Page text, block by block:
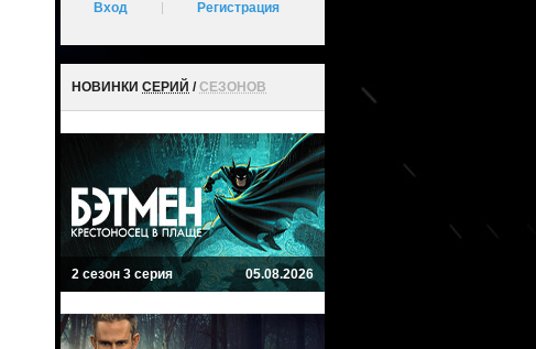
Вход Регистрация
НОВИНКИ СЕРИЙ /СЕЗОНОВ
2 сезон 3 серия 05.08.2026